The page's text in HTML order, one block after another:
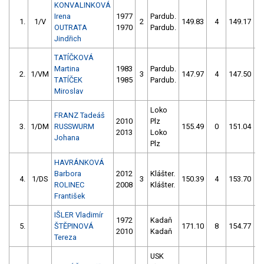
1. 1/V
KONVALINKOVÁ
Irena
OUTRATA
Jindřich
1977
1970
2
Pardub.
Pardub.
149.83 4 149.17
2. 1/VM
TATÍČKOVÁ
Martina
TATÍČEK
Miroslav
1983
1985
3
Pardub.
Pardub.
147.97 4 147.50
3. 1/DM
FRANZ Tadeáš
RUSSWURM
Johana
2010
2013
Loko
Plz
Loko
Plz
155.49 0 151.04
4. 1/DS
HAVRÁNKOVÁ
Barbora
ROLINEC
František
2012
2008
3
Klášter.
Klášter.
150.39 4 153.70
5.
IŠLER Vladimír
ŠTĚPINOVÁ
Tereza
1972
2010
Kadaň
Kadaň
171.10 8 154.77
USK